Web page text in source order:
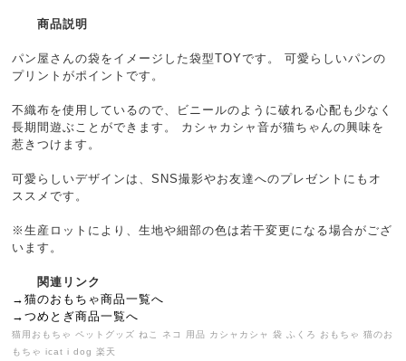
商品説明
パン屋さんの袋をイメージした袋型TOYです。 可愛らしいパンの
プリントがポイントです。
不織布を使用しているので、ビニールのように破れる心配も少なく
長期間遊ぶことができます。 カシャカシャ音が猫ちゃんの興味を
惹きつけます。
可愛らしいデザインは、SNS撮影やお友達へのプレゼントにもオ
ススメです。
※生産ロットにより、生地や細部の色は若干変更になる場合がござ
います。
関連リンク
→猫のおもちゃ商品一覧へ
→つめとぎ商品一覧へ
猫用おもちゃ ペットグッズ ねこ ネコ 用品 カシャカシャ 袋 ふくろ おもちゃ 猫のお
もちゃ icat i dog 楽天